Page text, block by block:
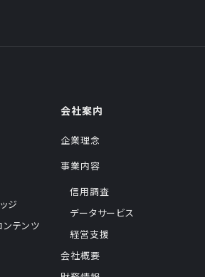
ジ
テンツ
会社案内
企業理念
事業内容
信用調査
データサービス
経営支援
会社概要